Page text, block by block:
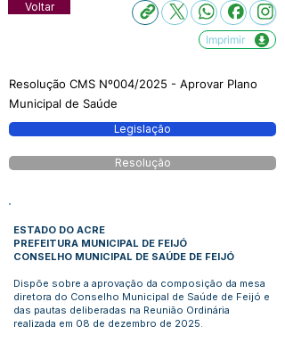
Voltar
Imprimir
Resolução CMS Nº004/2025 - Aprovar Plano
Municipal de Saúde
Legislação
Resolução
ESTADO DO ACRE
PREFEITURA MUNICIPAL DE FEIJÓ
CONSELHO MUNICIPAL DE SAÚDE DE FEIJÓ
Dispõe sobre a aprovação da composição da mesa
diretora do Conselho Municipal de Saúde de Feijó e
das pautas deliberadas na Reunião Ordinária
realizada em 08 de dezembro de 2025.